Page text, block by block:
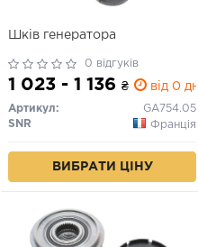
Шків генератора
0 відгуків
1 023 - 1 136 ₴ від 0 дн.
Артикул:
GA754.05
SNR
Франція
ВИБРАТИ ЦІНУ